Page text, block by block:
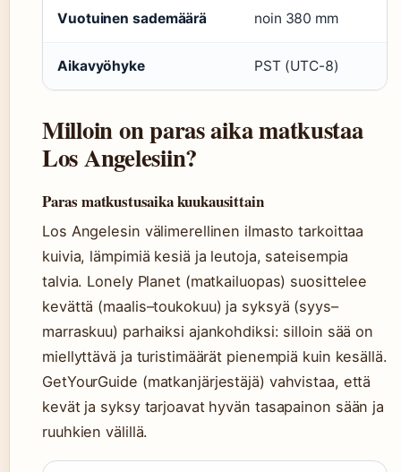
Vuotuinen sademäärä noin 380 mm
Aikavyöhyke PST (UTC-8)
Milloin on paras aika matkustaa
Los Angelesiin?
Paras matkustusaika kuukausittain
Los Angelesin välimerellinen ilmasto tarkoittaa
kuivia, lämpimiä kesiä ja leutoja, sateisempia
talvia. Lonely Planet (matkailuopas) suosittelee
kevättä (maalis–toukokuu) ja syksyä (syys–
marraskuu) parhaiksi ajankohdiksi: silloin sää on
miellyttävä ja turistimäärät pienempiä kuin kesällä.
GetYourGuide (matkanjärjestäjä) vahvistaa, että
kevät ja syksy tarjoavat hyvän tasapainon sään ja
ruuhkien välillä.